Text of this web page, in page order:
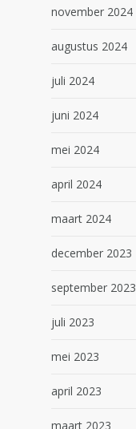
november 2024
augustus 2024
juli 2024
juni 2024
mei 2024
april 2024
maart 2024
december 2023
september 2023
juli 2023
mei 2023
april 2023
maart 2023